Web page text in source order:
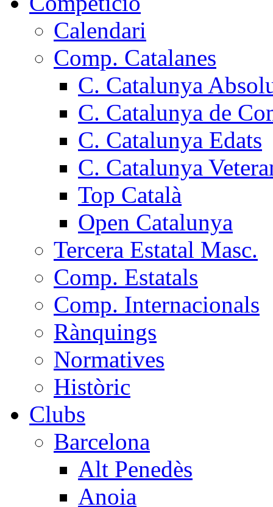
Calendari
Comp. Catalanes
C. Catalunya
C. Catalunya de
C. Catalunya Edats
C. Catalunya
Top Català
Open Catalunya
Tercera Estatal Masc.
Comp. Estatals
Comp. Internacionals
Rànquings
Normatives
Històric
Clubs
Barcelona
Alt Penedès
Anoia